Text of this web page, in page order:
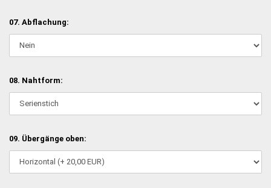
07. Abflachung:
08. Nahtform:
09. Übergänge oben: